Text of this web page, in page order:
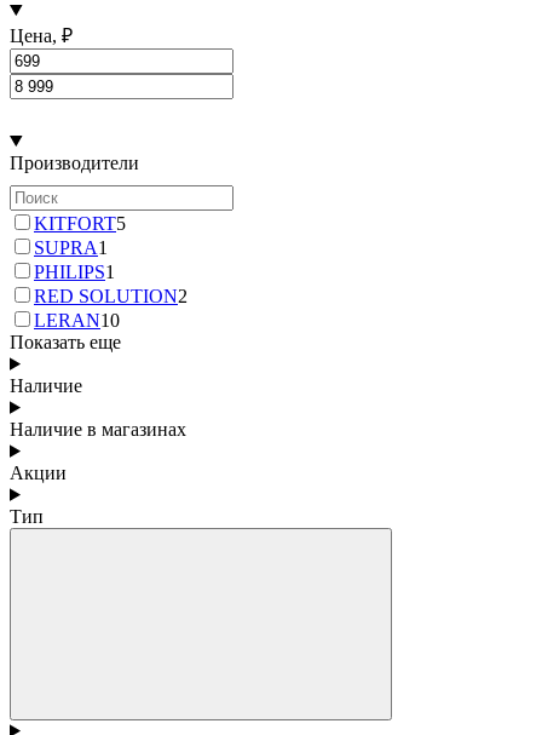
Цена, ₽
Производители
KITFORT5
SUPRA1
PHILIPS1
RED SOLUTION2
LERAN10
Показать еще
Наличие
Наличие в магазинах
Акции
Тип